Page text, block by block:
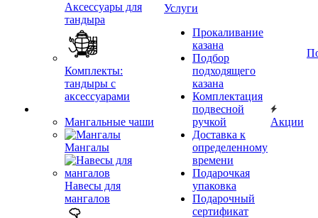
Аксессуары для
тандыра
Комплекты:
тандыры с
аксессуарами
Мангальные чаши
Мангалы
Навесы для
мангалов
Услуги
Прокаливание
казана
Подбор
подходящего
казана
Комплектация
подвесной
ручкой
Доставка к
определенному
времени
Подарочкая
упаковка
Подарочный
сертификат
Акции